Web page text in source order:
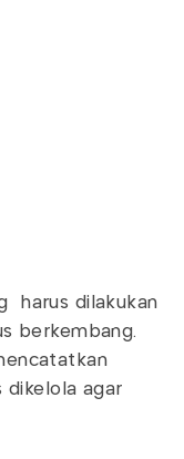
harus dilakukan
berkembang.
dikelola agar